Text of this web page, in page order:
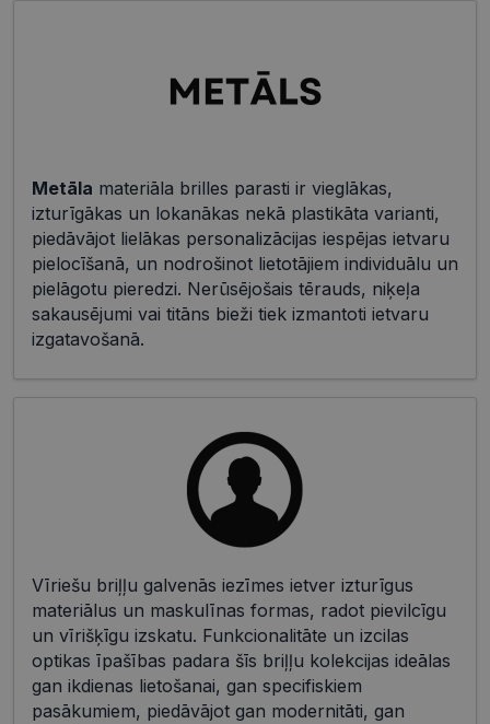
Metāla materiāla brilles parasti ir vieglākas,
izturīgākas un lokanākas nekā plastikāta varianti,
piedāvājot lielākas personalizācijas iespējas ietvaru
pielocīšanā, un nodrošinot lietotājiem individuālu un
pielāgotu pieredzi. Nerūsējošais tērauds, niķeļa
sakausējumi vai titāns bieži tiek izmantoti ietvaru
izgatavošanā.
Vīriešu briļļu galvenās iezīmes ietver izturīgus
materiālus un maskulīnas formas, radot pievilcīgu
un vīrišķīgu izskatu. Funkcionalitāte un izcilas
optikas īpašības padara šīs briļļu kolekcijas ideālas
gan ikdienas lietošanai, gan specifiskiem
pasākumiem, piedāvājot gan modernitāti, gan